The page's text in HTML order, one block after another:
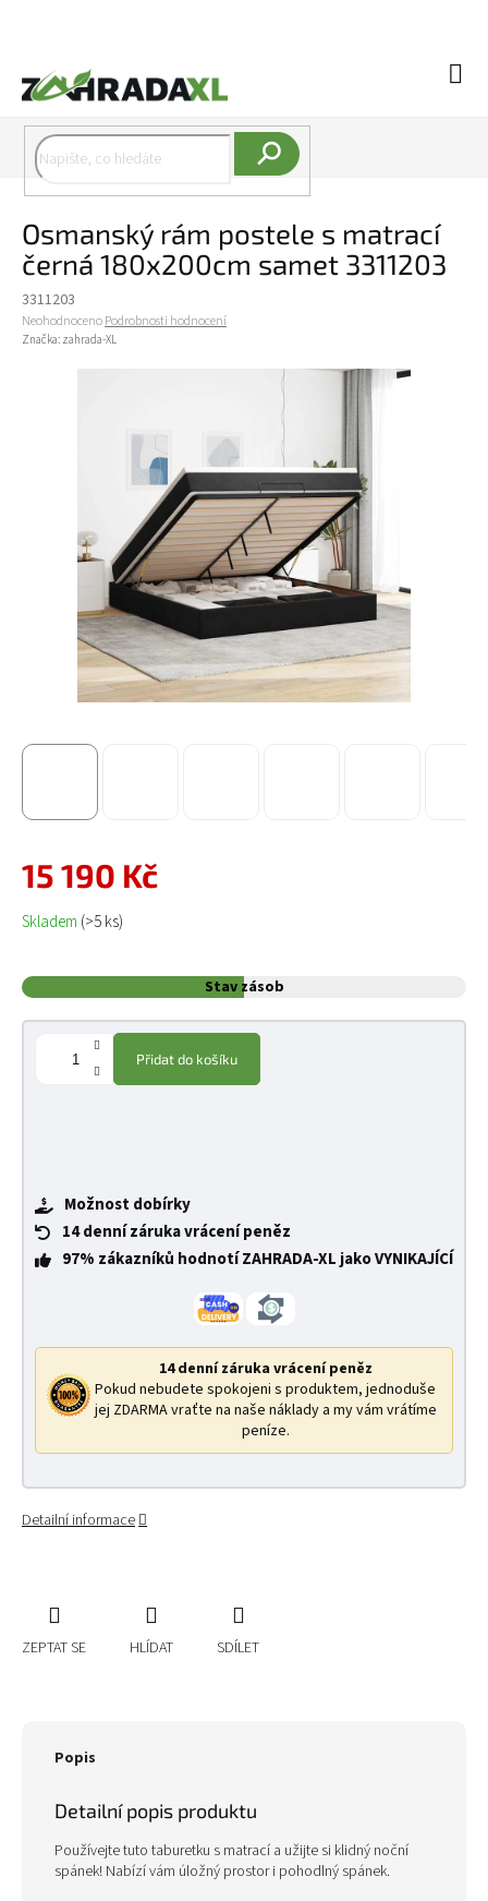
Osmanský rám postele s matrací
černá 180x200cm samet 3311203
3311203
Průměrné hodnocení produktu je 0,0 z 5 hvězdiček.
NeohodnocenoPodrobnosti hodnocení
Značka: zahrada-XL
15 190 Kč
Měrná cena:
Skladem (>5 ks)
Stav zásob
Přidat do košíku
Možnost dobírky
14 denní záruka vrácení peněz
97% zákazníků hodnotí ZAHRADA-XL jako VYNIKAJÍCÍ
14 denní záruka vrácení peněz
Pokud nebudete spokojeni s produktem, jednoduše
jej ZDARMA vraťte na naše náklady a my vám vrátíme
peníze.
Detailní informace
ZEPTAT SE HLÍDAT SDÍLET
Popis
Detailní popis produktu
Používejte tuto taburetku s matrací a užijte si klidný noční
spánek! Nabízí vám úložný prostor i pohodlný spánek.